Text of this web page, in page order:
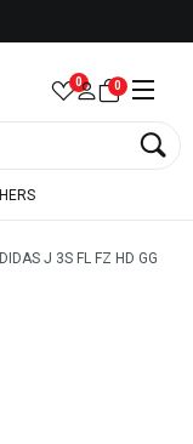
0 0
J 3S FL FZ HD GG